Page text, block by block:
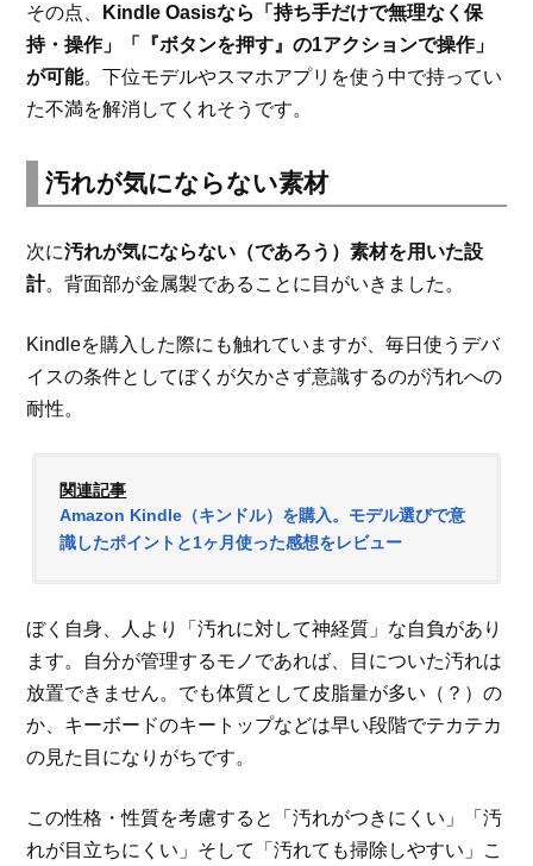
その点、
Kindle Oasisなら「持ち手だけで無理なく保
持・操作」「『ボタンを押す』の1アクションで操作」
が可能。下位モデルやスマホアプリを使う中で持ってい
た不満を解消してくれそうです。
汚れが気にならない素材
次に汚れが気にならない（であろう）素材を用いた設
計。背面部が金属製であることに目がいきました。
Kindleを購入した際にも触れていますが、毎日使うデバ
イスの条件としてぼくが欠かさず意識するのが汚れへの
耐性。
関連記事
Amazon Kindle（キンドル）を購入。モデル選びで意
識したポイントと1ヶ月使った感想をレビュー
ぼく自身、人より「汚れに対して神経質」な自負があり
ます。自分が管理するモノであれば、目についた汚れは
放置できません。でも体質として皮脂量が多い（？）の
か、キーボードのキートップなどは早い段階でテカテカ
の見た目になりがちです。
この性格・性質を考慮すると「汚れがつきにくい」「汚
れが目立ちにくい」そして「汚れても掃除しやすい」こ